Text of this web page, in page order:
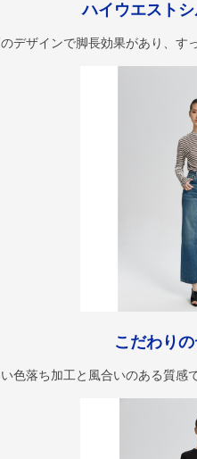
ハイウエスト
デザインで脚長効果があり、す
こだわり
色落ち加工と風合いのある質感